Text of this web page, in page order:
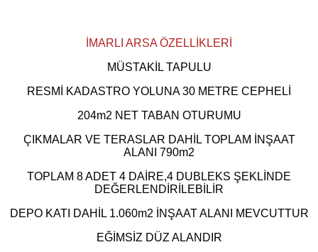
İMARLI ARSA ÖZELLİKLERİ
MÜSTAKİL TAPULU
RESMİ KADASTRO YOLUNA 30 METRE CEPHELİ
204m2 NET TABAN OTURUMU
ÇIKMALAR VE TERASLAR DAHİL TOPLAM İNŞAAT
ALANI 790m2
TOPLAM 8 ADET 4 DAİRE,4 DUBLEKS ŞEKLİNDE
DEĞERLENDİRİLEBİLİR
DEPO KATI DAHİL 1.060m2 İNŞAAT ALANI MEVCUTTUR
EĞİMSİZ DÜZ ALANDIR